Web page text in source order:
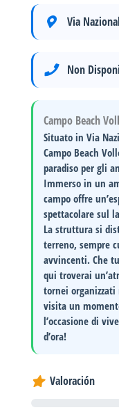
Via
Non
Campo Beach
Situato inVia
Campo Beach
paradiso per gli
Immerso in un
campo offre
spettacolare sul
La struttura si
terreno, sempre
avvincenti. Che
qui troverai
tornei
visita un
l’occasione di
d’ora!
Valoración